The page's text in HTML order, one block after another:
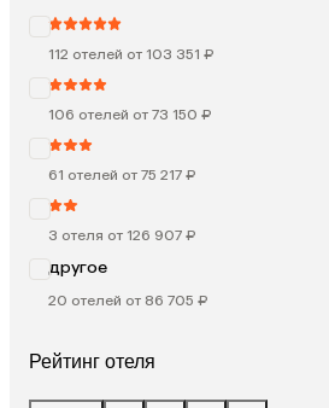
112 отелей от 103 351 ₽
106 отелей от 73 150 ₽
61 отелей от 75 217 ₽
3 отеля от 126 907 ₽
другое
20 отелей от 86 705 ₽
Рейтинг отеля